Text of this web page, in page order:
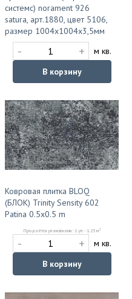
системс) norament 926
satura, арт.1880, цвет 5106,
размер 1004х1004х3,5мм
- +
м кв.
В корзину
Ковровая плитка BLOQ
(БЛОК) Trinity Sensity 602
Patina 0.5x0.5 m
Продаётся упаковками: 1 уп. - 1.25 м2
- +
м кв.
В корзину